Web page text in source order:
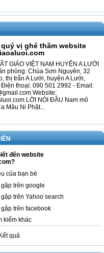
vị ghé thăm website
GIÁO VIỆT NAM HUYỆN A LƯỚI
phòng: Chùa Sơn Nguyên, 32
thị trấn A Lưới, huyện A Lưới,
thoại: 090 501 2992 - Email:
Website:
LỜI NÓI ĐẦU Nam mô
Mâu Ni Phật...
đến website
của bạn bè
trên google
trên Yahoo search
trên facebook
kiếm khác
quả